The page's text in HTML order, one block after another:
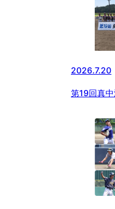
2026.7.20
第19回真